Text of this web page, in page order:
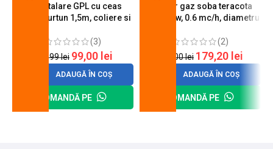
Kit instalare GPL cu ceas
butelie, furtun 1,5m, coliere si
(3)
120,99lei 99,00 lei
ADAUGĂ ÎN COȘ
COMANDĂ PE
Arzator gaz soba teracota
A600, 6 kw, 0.6 mc/h, diametru
(2)
200,00lei 179,20 lei
ADAUGĂ ÎN COȘ
COMANDĂ PE